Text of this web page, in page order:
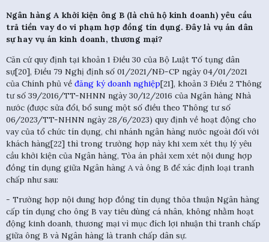
Ngân hàng A khởi kiện ông B (là chủ hộ kinh doanh) yêu cầu
trả tiền vay do vi phạm hợp đồng tín dụng. Đây là vụ án dân
sự hay vụ án kinh doanh, thương mại?
Căn cứ quy định tại khoản 1 Điều 30 của Bộ Luật Tố tụng dân
sự[20], Điều 79 Nghị định số 01/2021/NĐ-CP ngày 04/01/2021
của Chính phủ vềđăng ký doanh nghiệp[21], khoản 3 Điều 2 Thông
tư số 39/2016/TT-NHNN ngày 30/12/2016 của Ngân hàng Nhà
nước (được sửa đổi, bổ sung một số điều theo Thông tư số
06/2023/TT-NHNN ngày 28/6/2023) quy định về hoạt động cho
vay của tổ chức tín dụng, chi nhánh ngân hàng nước ngoài đối với
khách hàng[22] thì trong trường hợp này khi xem xét thụ lý yêu
cầu khởi kiện của Ngân hàng, Tòa án phải xem xét nội dung hợp
đồng tín dụng giữa Ngân hàng A và ông B để xác định loại tranh
chấp như sau:
- Trường hợp nội dung hợp đồng tín dụng thỏa thuận Ngân hàng
cấp tín dụng cho ông B vay tiêu dùng cá nhân, không nhằm hoạt
động kinh doanh, thương mại vì mục đích lợi nhuận thì tranh chấp
giữa ông B và Ngân hàng là tranh chấp dân sự.